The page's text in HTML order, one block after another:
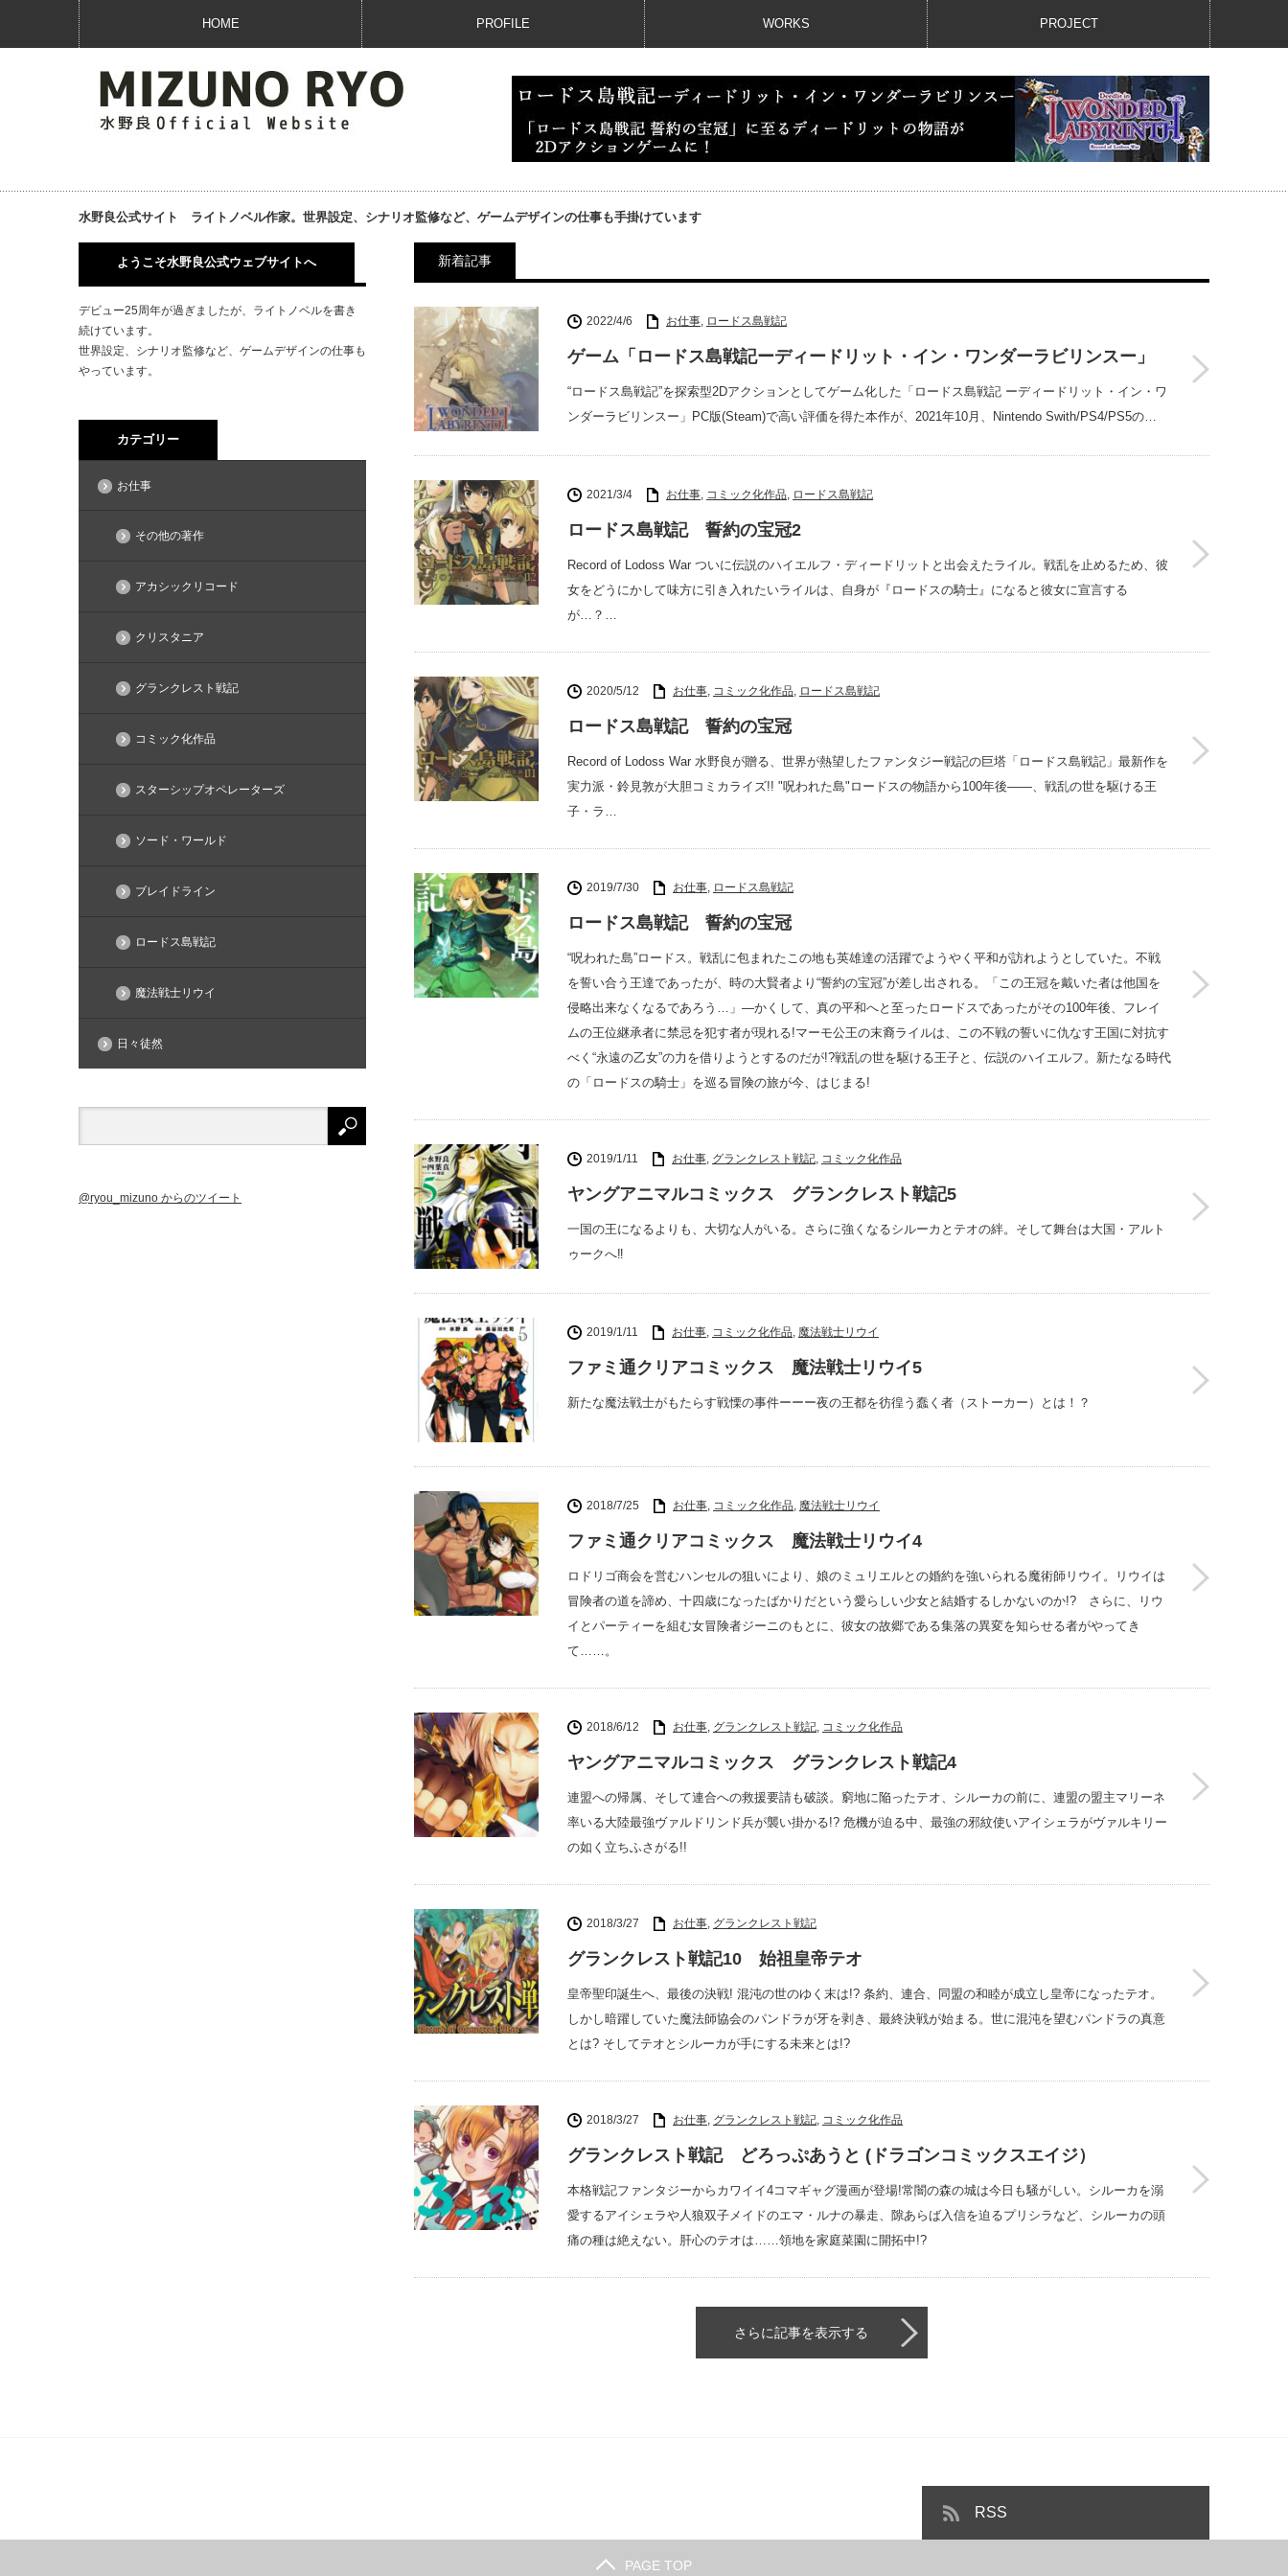
HOME PROFILE WORKS PROJECT
水野良公式サイト ライトノベル作家。世界設定、シナリオ監修など、ゲームデザインの仕事も手掛けています
新着記事
2022/4/6 お仕事, ロードス島戦記
ゲーム「ロードス島戦記ーディードリット・イン・ワンダーラビリンスー」
“ロードス島戦記”を探索型2Dアクションとしてゲーム化した「ロードス島戦記 ーディードリット・イン・ワ
ンダーラビリンスー」PC版(Steam)で高い評価を得た本作が、2021年10月、Nintendo Swith/PS4/PS5の…
2021/3/4 お仕事, コミック化作品, ロードス島戦記
ロードス島戦記 誓約の宝冠2
Record of Lodoss War ついに伝説のハイエルフ・ディードリットと出会えたライル。戦乱を止めるため、彼
女をどうにかして味方に引き入れたいライルは、自身が『ロードスの騎士』になると彼女に宣言する
が…？…
2020/5/12 お仕事, コミック化作品, ロードス島戦記
ロードス島戦記 誓約の宝冠
Record of Lodoss War 水野良が贈る、世界が熱望したファンタジー戦記の巨塔「ロードス島戦記」最新作を
実力派・鈴見敦が大胆コミカライズ!! "呪われた島"ロードスの物語から100年後――、戦乱の世を駆ける王
子・ラ…
2019/7/30 お仕事, ロードス島戦記
ロードス島戦記 誓約の宝冠
“呪われた島”ロードス。戦乱に包まれたこの地も英雄達の活躍でようやく平和が訪れようとしていた。不戦
を誓い合う王達であったが、時の大賢者より“誓約の宝冠”が差し出される。「この王冠を戴いた者は他国を
侵略出来なくなるであろう…」―かくして、真の平和へと至ったロードスであったがその100年後、フレイ
ムの王位継承者に禁忌を犯す者が現れる!マーモ公王の末裔ライルは、この不戦の誓いに仇なす王国に対抗す
べく“永遠の乙女”の力を借りようとするのだが!?戦乱の世を駆ける王子と、伝説のハイエルフ。新たなる時代
の「ロードスの騎士」を巡る冒険の旅が今、はじまる!
2019/1/11 お仕事, グランクレスト戦記, コミック化作品
ヤングアニマルコミックス グランクレスト戦記5
一国の王になるよりも、大切な人がいる。さらに強くなるシルーカとテオの絆。そして舞台は大国・アルト
ゥークへ‼
2019/1/11 お仕事, コミック化作品, 魔法戦士リウイ
ファミ通クリアコミックス 魔法戦士リウイ5
新たな魔法戦士がもたらす戦慄の事件ーーー夜の王都を彷徨う蠢く者（ストーカー）とは！？
2018/7/25 お仕事, コミック化作品, 魔法戦士リウイ
ファミ通クリアコミックス 魔法戦士リウイ4
ロドリゴ商会を営むハンセルの狙いにより、娘のミュリエルとの婚約を強いられる魔術師リウイ。リウイは
冒険者の道を諦め、十四歳になったばかりだという愛らしい少女と結婚するしかないのか!? さらに、リウ
イとパーティーを組む女冒険者ジーニのもとに、彼女の故郷である集落の異変を知らせる者がやってき
て……。
2018/6/12 お仕事, グランクレスト戦記, コミック化作品
ヤングアニマルコミックス グランクレスト戦記4
連盟への帰属、そして連合への救援要請も破談。窮地に陥ったテオ、シルーカの前に、連盟の盟主マリーネ
率いる大陸最強ヴァルドリンド兵が襲い掛かる!? 危機が迫る中、最強の邪紋使いアイシェラがヴァルキリー
の如く立ちふさがる!!
2018/3/27 お仕事, グランクレスト戦記
グランクレスト戦記10 始祖皇帝テオ
皇帝聖印誕生へ、最後の決戦! 混沌の世のゆく末は!? 条約、連合、同盟の和睦が成立し皇帝になったテオ。
しかし暗躍していた魔法師協会のパンドラが牙を剥き、最終決戦が始まる。世に混沌を望むパンドラの真意
とは? そしてテオとシルーカが手にする未来とは!?
2018/3/27 お仕事, グランクレスト戦記, コミック化作品
グランクレスト戦記 どろっぷあうと (ドラゴンコミックスエイジ）
本格戦記ファンタジーからカワイイ4コマギャグ漫画が登場!常闇の森の城は今日も騒がしい。シルーカを溺
愛するアイシェラや人狼双子メイドのエマ・ルナの暴走、隙あらば入信を迫るプリシラなど、シルーカの頭
痛の種は絶えない。肝心のテオは……領地を家庭菜園に開拓中!?
さらに記事を表示する
ようこそ水野良公式ウェブサイトへ
デビュー25周年が過ぎましたが、ライトノベルを書き
続けています。
世界設定、シナリオ監修など、ゲームデザインの仕事も
やっています。
カテゴリー
お仕事
その他の著作
アカシックリコード
クリスタニア
グランクレスト戦記
コミック化作品
スターシップオペレーターズ
ソード・ワールド
ブレイドライン
ロードス島戦記
魔法戦士リウイ
日々徒然
@ryou_mizuno からのツイート
RSS
PAGE TOP